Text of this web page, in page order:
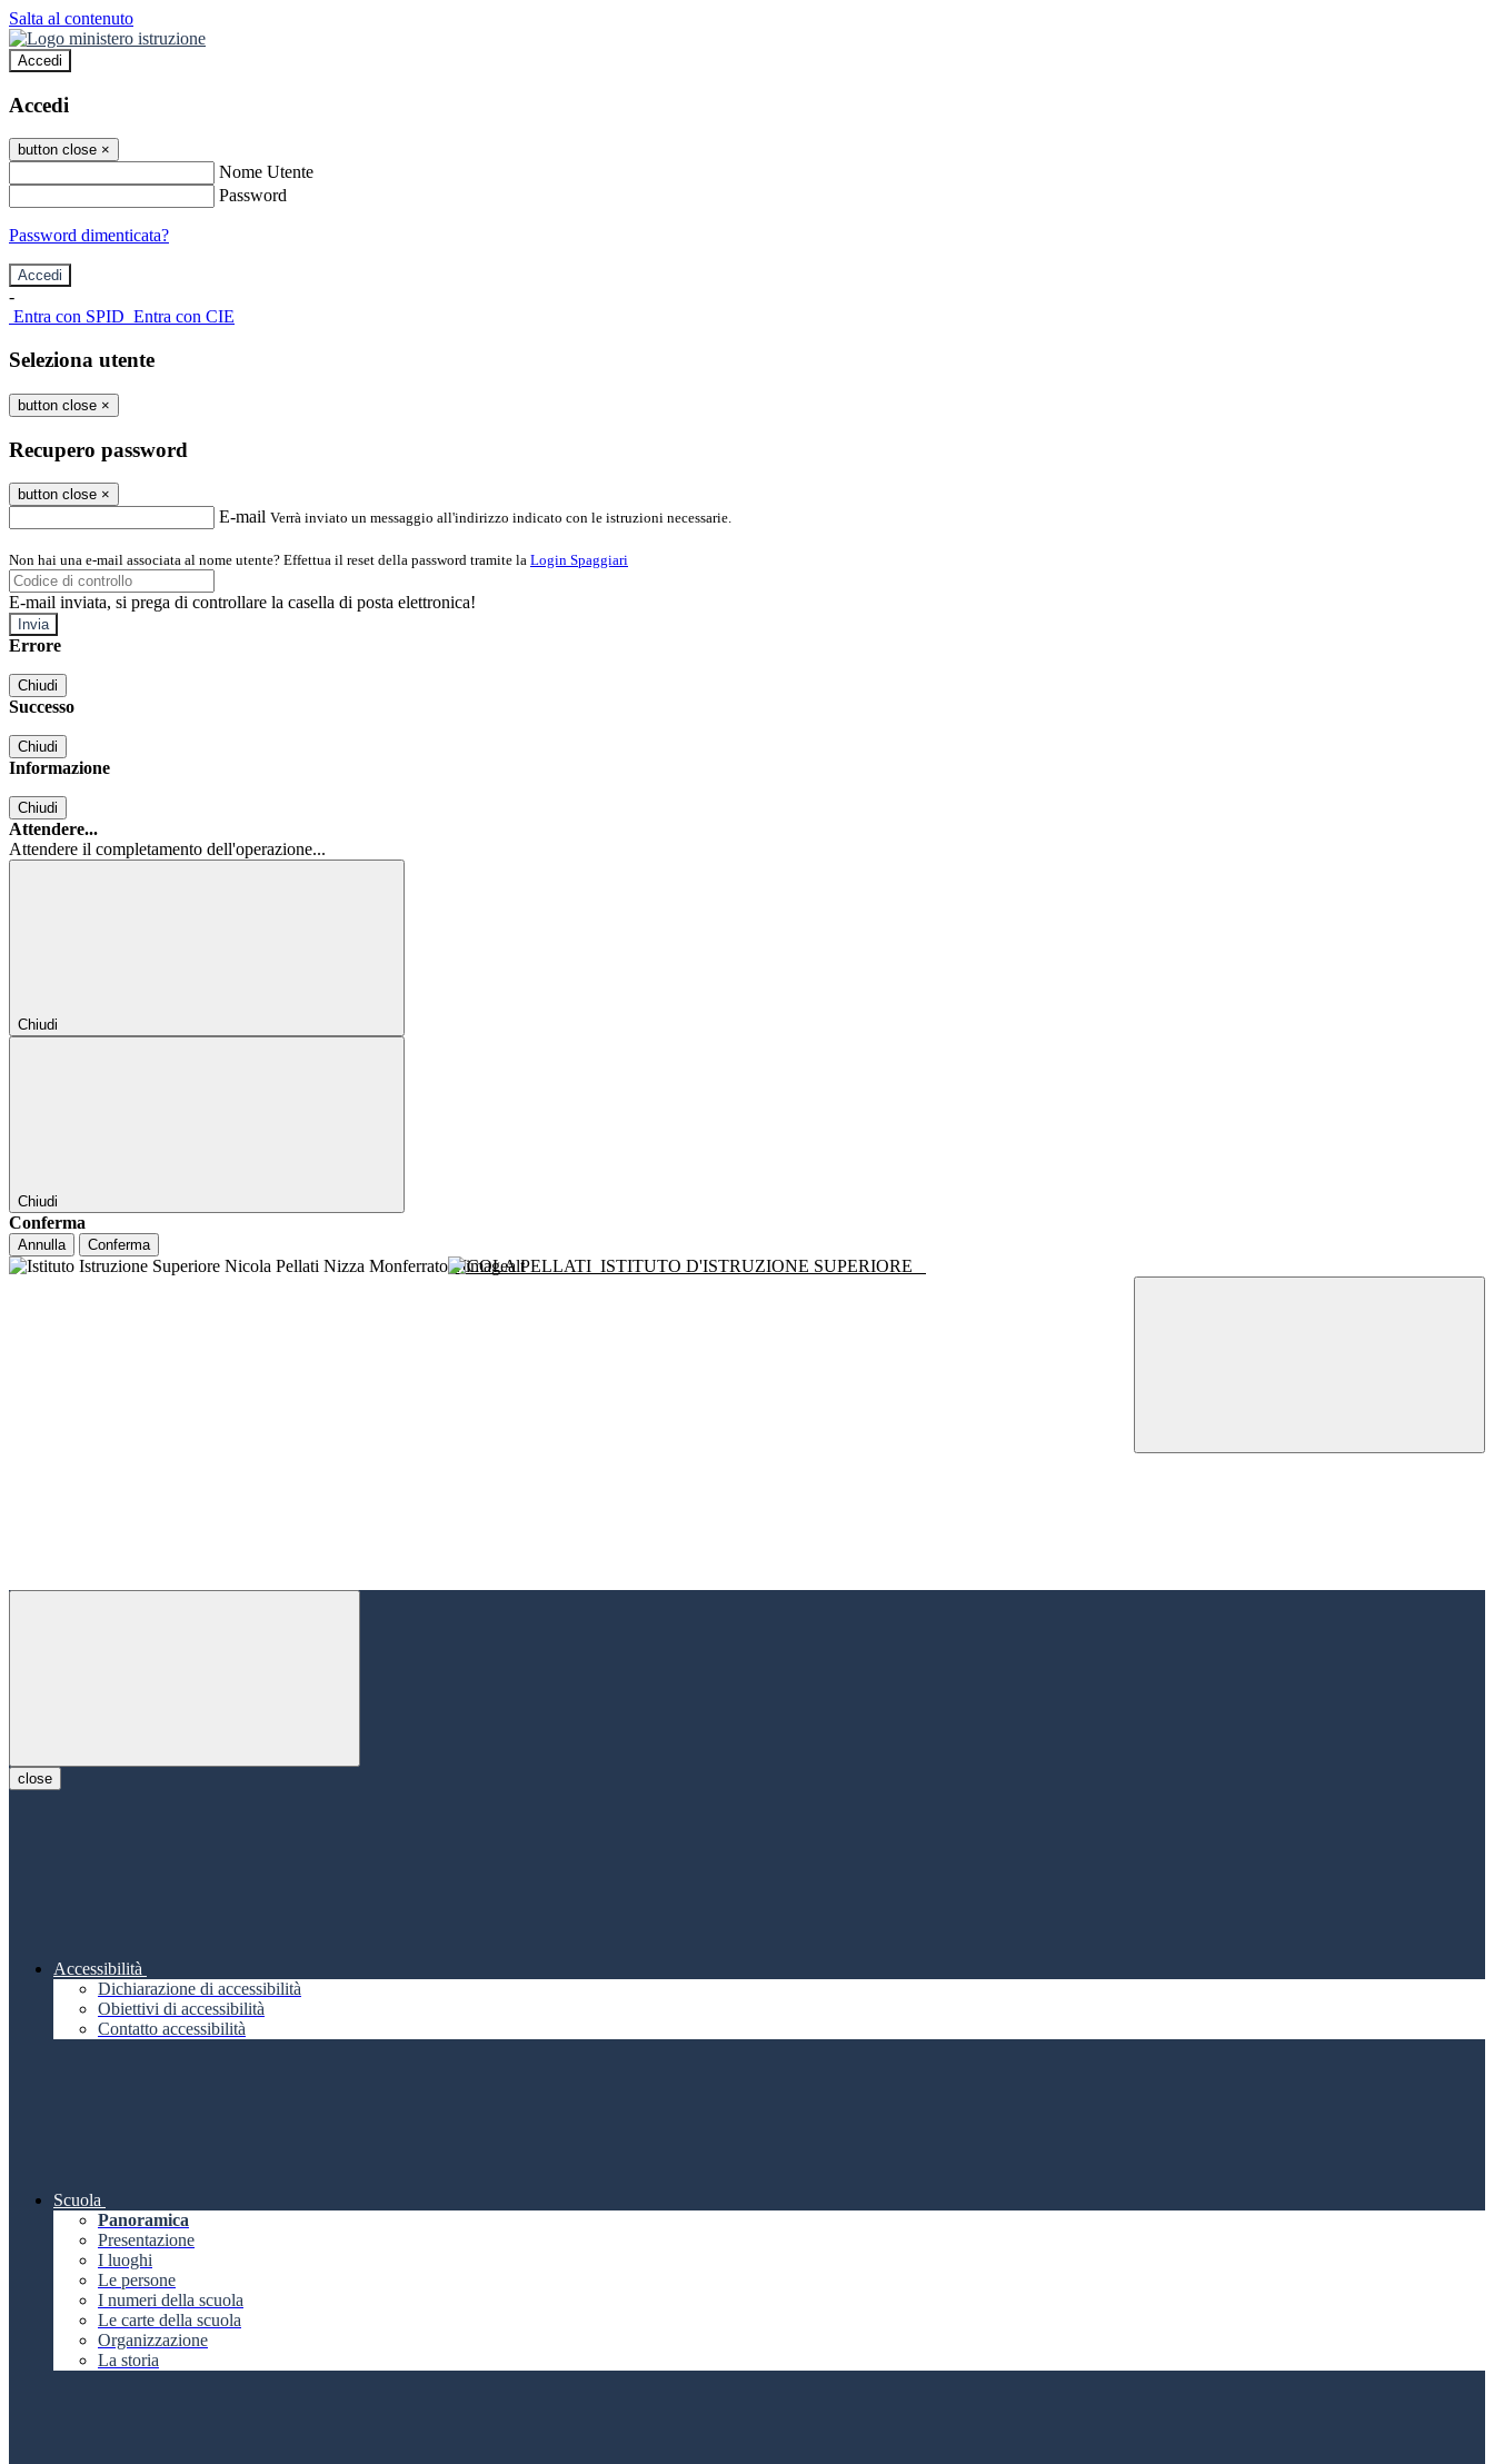
Salta al contenuto
Accedi
Accedi
button close ×
Nome Utente
Password
Password dimenticata?
-
Entra con SPID Entra con CIE
Seleziona utente
button close ×
Recupero password
button close ×
E-mail Verrà inviato un messaggio all'indirizzo indicato con le istruzioni necessarie.
Non hai una e-mail associata al nome utente? Effettua il reset della password tramite la Login Spaggiari
E-mail inviata, si prega di controllare la casella di posta elettronica!
Errore
Chiudi
Successo
Chiudi
Informazione
Chiudi
Attendere...
Attendere il completamento dell'operazione...
Chiudi
Chiudi
Conferma
Annulla Conferma
NICOLA PELLATI ISTITUTO D'ISTRUZIONE SUPERIORE
close
Accessibilità
Dichiarazione di accessibilità
Obiettivi di accessibilità
Contatto accessibilità
Scuola
Panoramica
Presentazione
I luoghi
Le persone
I numeri della scuola
Le carte della scuola
Organizzazione
La storia